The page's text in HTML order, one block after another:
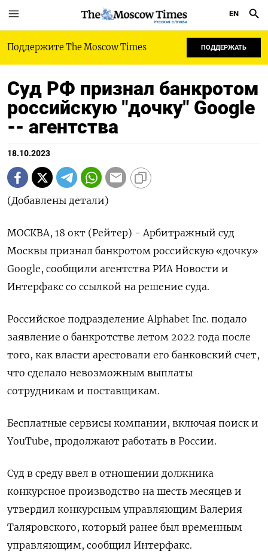
РУССКАЯ СЛУЖБА
EN
Поддержите The Moscow Times ПОДДЕРЖАТЬ
Суд РФ признал банкротом
российскую "дочку" Google
-- агентства
18.10.2023
(Добавлены детали)
МОСКВА, 18 окт (Рейтер) - Арбитражный суд
Москвы признал банкротом российскую «дочку»
Google, сообщили агентства РИА Новости и
Интерфакс со ссылкой на решение суда.
Российское подразделение Alphabet Inc. подало
заявление о банкротстве летом 2022 года после
того, как власти арестовали его банковский счет,
что сделало невозможным выплаты
сотрудникам и поставщикам.
Бесплатные сервисы компании, включая поиск и
YouTube, продолжают работать в России.
Суд в среду ввел в отношении должника
конкурсное производство на шесть месяцев и
утвердил конкурсным управляющим Валерия
Таляровского, который ранее был временным
управляющим, сообщил Интерфакс.